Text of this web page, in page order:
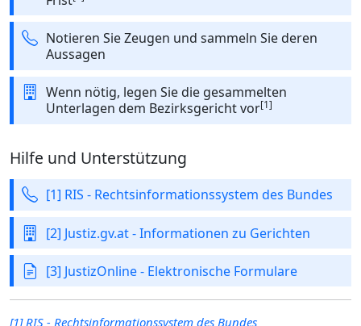
Notieren Sie Zeugen und sammeln Sie deren
Aussagen
Wenn nötig, legen Sie die gesammelten
Unterlagen dem Bezirksgericht vor[1]
Hilfe und Unterstützung
[1] RIS - Rechtsinformationssystem des Bundes
[2] Justiz.gv.at - Informationen zu Gerichten
[3] JustizOnline - Elektronische Formulare
[1] RIS - Rechtsinformationssystem des Bundes